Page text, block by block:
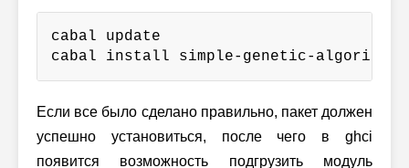
cabal update
cabal install simple-genetic-algorithm
Если все было сделано правильно, пакет должен
успешно установиться, после чего в ghci
появится возможность подгрузить модуль